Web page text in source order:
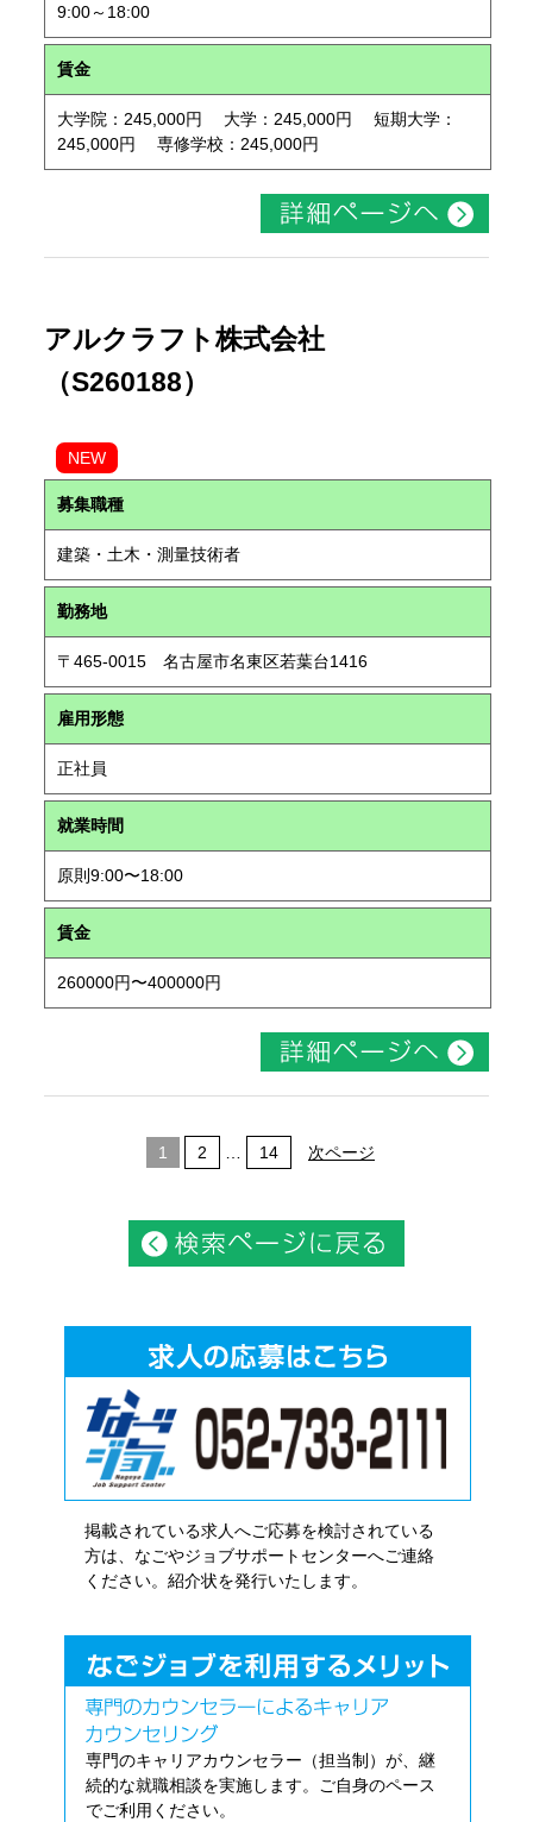
9:00～18:00
賃金
大学院：245,000円 大学：245,000円 短期大学：
245,000円 専修学校：245,000円
アルクラフト株式会社
（S260188）
NEW
募集職種
建築・土木・測量技術者
勤務地
〒465-0015 名古屋市名東区若葉台1416
雇用形態
正社員
就業時間
原則9:00〜18:00
賃金
260000円〜400000円
1 2 14 次ページ
掲載されている求人へご応募を検討されている
方は、なごやジョブサポートセンターへご連絡
ください。紹介状を発行いたします。
専門のキャリアカウンセラー（担当制）が、継
続的な就職相談を実施します。ご自身のペース
でご利用ください。